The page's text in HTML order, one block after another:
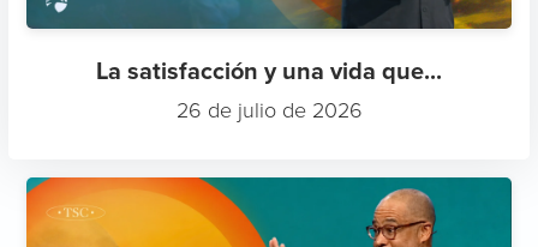
La satisfacción y una vida que...
26 de julio de 2026